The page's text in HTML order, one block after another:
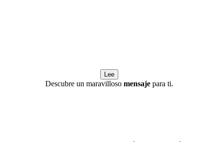
Lee
Descubre un maravilloso mensajepara ti.